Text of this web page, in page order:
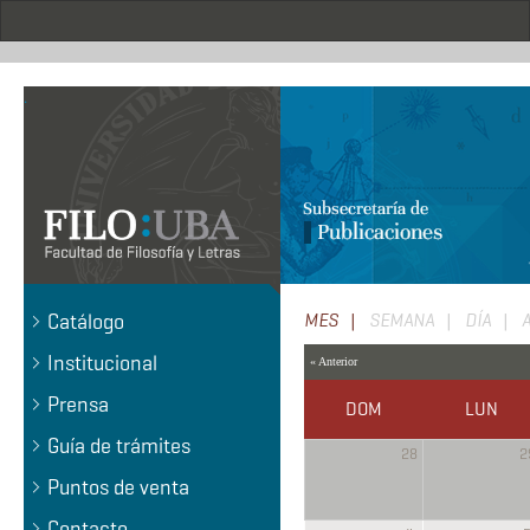
.
Catálogo
Institucional
Prensa
Guía de trámites
Puntos de venta
Solapas
principales
MES (SOLAPA
ACTIVA)
SEMANA DÍA
« Anterior
DOM LUN
28